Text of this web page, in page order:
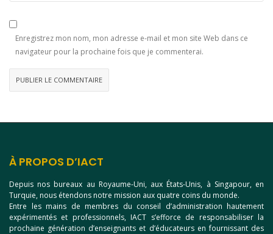
Enregistrez mon nom, mon adresse e-mail et mon site Web dans ce
navigateur pour la prochaine fois que je commenterai.
À PROPOS D’IACT
Depuis nos bureaux au Royaume-Uni, aux États-Unis, à Singapour, en
Turquie, nous étendons notre mission aux quatre coins du monde.
Entre les mains de membres du conseil d’administration hautement
expérimentés et professionnels, IACT s’efforce de responsabiliser la
prochaine génération d’enseignants et d’éducateurs en fournissant des